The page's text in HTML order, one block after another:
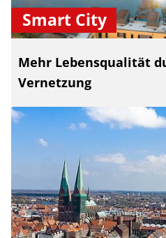
Smart City
Mehr Lebensqualität
Vernetzung